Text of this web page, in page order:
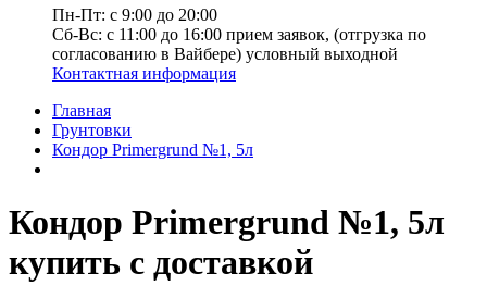
Пн-Пт: с 9:00 до 20:00
Cб-Вс: с 11:00 до 16:00 прием заявок, (отгрузка по
согласованию в Вайбере) условный выходной
Контактная информация
Главная
Грунтовки
Кондор Primergrund №1, 5л
Кондор Primergrund №1, 5л
купить с доставкой